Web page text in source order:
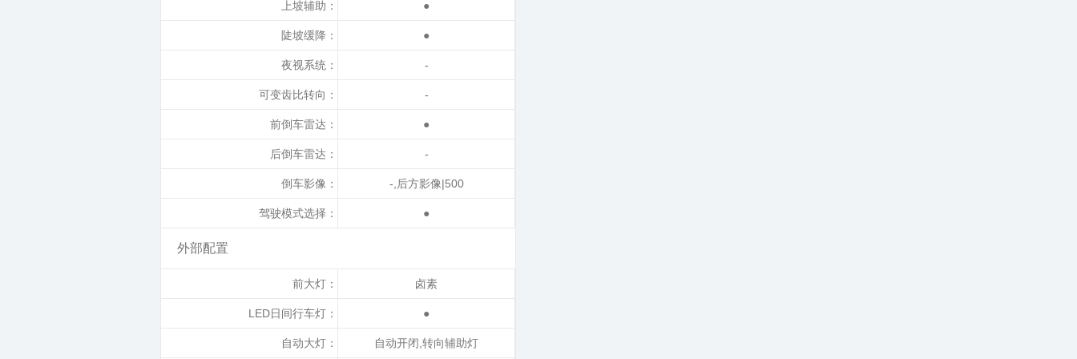
上坡辅助： ●
陡坡缓降： ●
夜视系统： -
可变齿比转向： -
前倒车雷达： ●
后倒车雷达： -
倒车影像： -,后方影像|500
驾驶模式选择： ●
外部配置
前大灯： 卤素
LED日间行车灯： ●
自动大灯： 自动开闭,转向辅助灯